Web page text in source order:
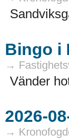
Bingo i
→
Vänder
→